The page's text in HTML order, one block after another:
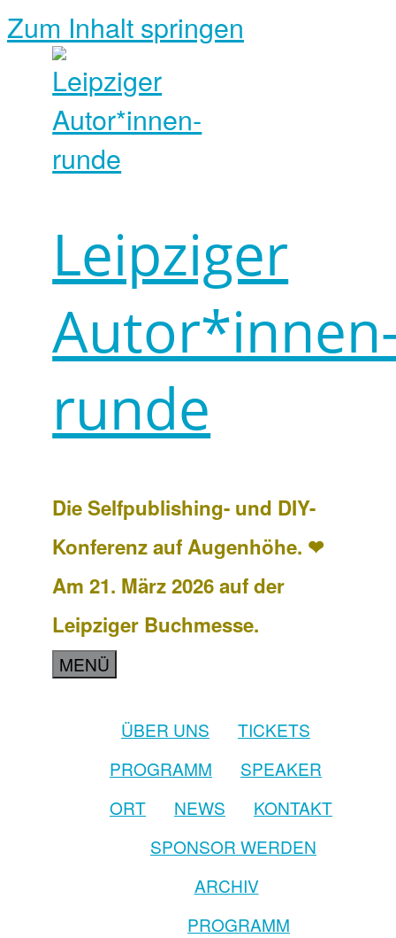
Zum Inhalt springen
Leipziger
runde
Die Selfpublishing- und DIY-
Konferenz auf Augenhöhe. ❤
Am 21. März 2026 auf der
Leipziger Buchmesse.
MENÜ
ÜBER UNS
TICKETS
PROGRAMM
SPEAKER
ORT
NEWS
KONTAKT
SPONSOR WERDEN
ARCHIV
PROGRAMM